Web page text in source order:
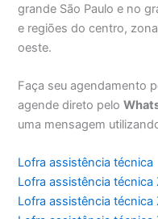
grande São Paulo e no
e regiões do centro,
oeste.
Faça seu agendamento
agende direto pelo
uma mensagem
Lofra assistência técnica
Lofra assistência técnica
Lofra assistência técnica